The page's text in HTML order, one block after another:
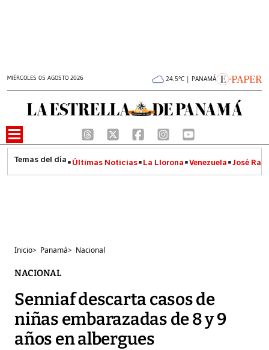
MIÉRCOLES 05 AGOSTO 2026 24.5°C | PANAMÁ
Últimas Noticias La Llorona Venezuela José
Inicio> Panamá> Nacional
NACIONAL
Senniaf descarta casos de
niñas embarazadas de 8 y 9
años en albergues